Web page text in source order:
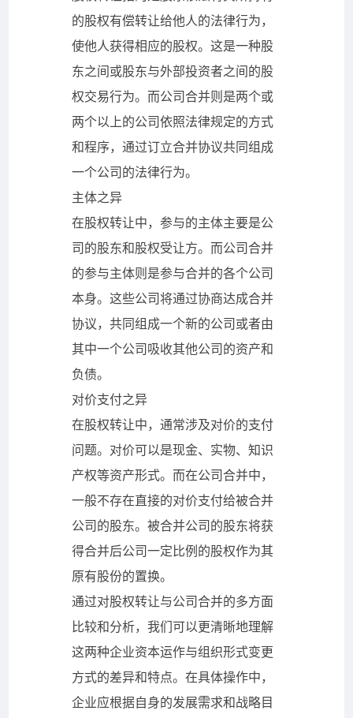
的股权有偿转让给他人的法律行为，
使他人获得相应的股权。这是一种股
东之间或股东与外部投资者之间的股
权交易行为。而公司合并则是两个或
两个以上的公司依照法律规定的方式
和程序，通过订立合并协议共同组成
一个公司的法律行为。
主体之异
在股权转让中，参与的主体主要是公
司的股东和股权受让方。而公司合并
的参与主体则是参与合并的各个公司
本身。这些公司将通过协商达成合并
协议，共同组成一个新的公司或者由
其中一个公司吸收其他公司的资产和
负债。
对价支付之异
在股权转让中，通常涉及对价的支付
问题。对价可以是现金、实物、知识
产权等资产形式。而在公司合并中，
一般不存在直接的对价支付给被合并
公司的股东。被合并公司的股东将获
得合并后公司一定比例的股权作为其
原有股份的置换。
通过对股权转让与公司合并的多方面
比较和分析，我们可以更清晰地理解
这两种企业资本运作与组织形式变更
方式的差异和特点。在具体操作中，
企业应根据自身的发展需求和战略目